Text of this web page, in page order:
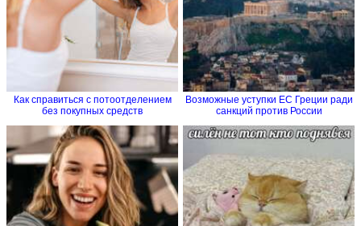
Как справиться с потоотделением
без покупных средств
Возможные уступки ЕС Греции ради
санкций против России